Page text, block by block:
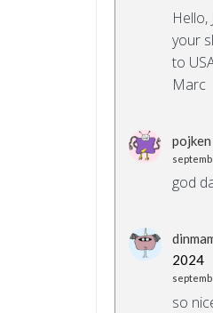
your
to
Marc
pojken
god
2024
so